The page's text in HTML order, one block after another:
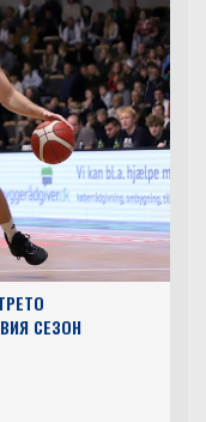
СЕЗОН